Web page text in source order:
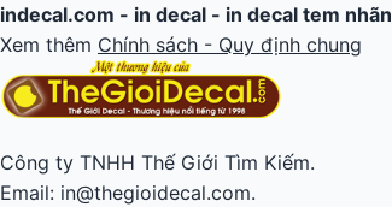
indecal.com - in decal - in decal tem nhãn
Xem thêm Chính sách - Quy định chung
Công ty TNHH Thế Giới Tìm Kiếm.
Email: in@thegioidecal.com.